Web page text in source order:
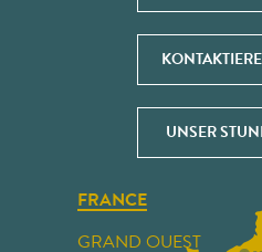
UNSER
FRANCE
GRAND OUEST